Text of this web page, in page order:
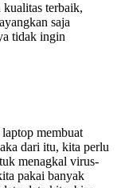
kualitas terbaik,
saja
tidak ingin
membuat
dari itu, kita perlu
menagkal virus-
pakai banyak